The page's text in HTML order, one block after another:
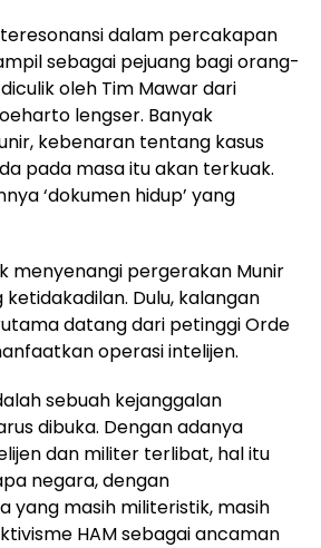
dalam percakapan
sebagai pejuang bagi orang-
oleh Tim Mawar dari
lengser. Banyak
kebenaran tentang kasus
pada masa itu akan terkuak.
‘dokumen hidup’ yang
menyenangi pergerakan Munir
Dulu, kalangan
datang dari petinggi Orde
operasi intelijen.
sebuah kejanggalan
dibuka. Dengan adanya
dan militer terlibat, hal itu
negara, dengan
yang masih militeristik, masih
HAM sebagai ancaman